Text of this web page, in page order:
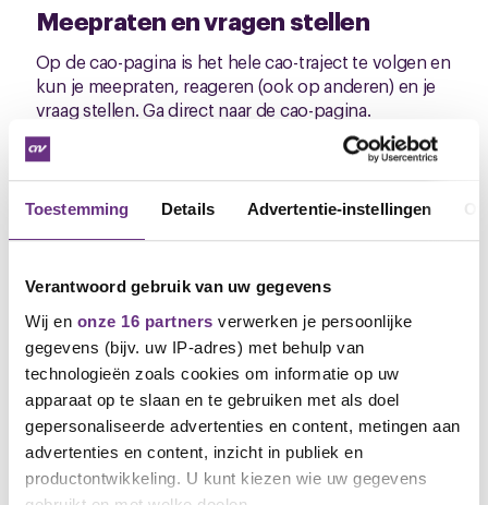
Toestemming Details Advertentie-instellingen
Verantwoord gebruik van uw gegevens
Wij en onze 16 partners verwerken je persoonlijke
gegevens (bijv. uw IP-adres) met behulp van
technologieën zoals cookies om informatie op uw
apparaat op te slaan en te gebruiken met als doel
gepersonaliseerde advertenties en content, metingen aan
advertenties en content, inzicht in publiek en
productontwikkeling. U kunt kiezen wie uw gegevens
Meepraten en vragen stellen
Op de cao-pagina is het hele cao-traject te volgen en
kun je meepraten, reageren (ook op anderen) en je
vraag stellen. Ga direct naar de cao-pagina.
Wil u en uw collega’s ons graag in uw kantine
ontvangen om uitleg te geven aan het
onderhandelingsresultaat zijn wij hiertoe altijd
bereid.
Willem Timmer, bestuurder CNV Vakmensen
M : 06 5120 2957 /w.timmer@cnvvakmensen.nl
Downloads
Onderhandelresultaat_Baksteen_CAO_na_31-12-2021
(.pdf)